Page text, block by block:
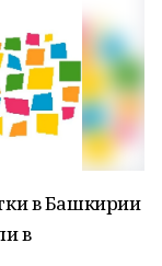
в Башкирии
в